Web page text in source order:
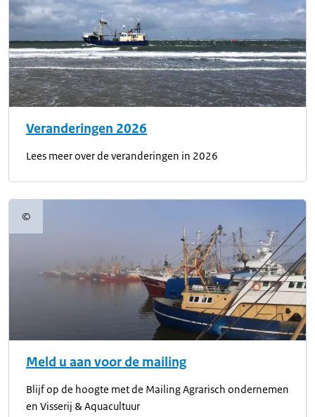
Veranderingen 2026
Lees meer over de veranderingen in 2026
©Copyrightinformatie
Meld u aan voor de mailing
Blijf op de hoogte met de Mailing Agrarisch ondernemen
en Visserij & Aquacultuur